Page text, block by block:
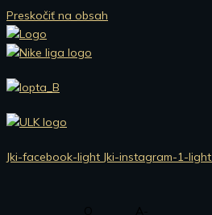
Preskočiť na obsah
Jki-facebook-light Jki-instagram-1-light